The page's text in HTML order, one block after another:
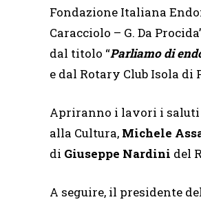
Fondazione Italiana
Caracciolo – G. Da
dal titolo “Parliamo di
e dal Rotary Club Isola di
Apriranno i lavori i
alla Cultura, Michele
di Giuseppe Nardini del
A seguire, il presidente